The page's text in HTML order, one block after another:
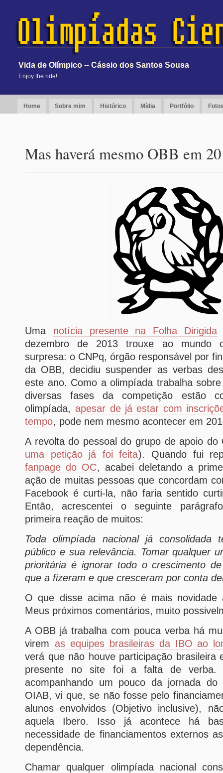
Vida de Olímpico -- Cássio dos Santos Sousa
Enjoy the ride!
Home Sobre mim Histórico Mídia Portfólio
Mas haverá mesmo OBB em
Uma notícia presente na Folha Dirigida
dezembro de 2013 trouxe ao mundo
surpresa: o CNPq, órgão responsável por
da OBB, decidiu suspender as verbas
este ano. Como a olimpíada trabalha
diversas fases da competição estão
olimpíada, apesar de já estar com
tempo, pode nem mesmo acontecer em
A revolta do pessoal do grupo de apoio do
uma petição já foi feita). Quando fui
fanpage do OC, acabei deletando a
ação de muitas pessoas que concordam
Facebook é curti-la, não faria sentido
Então, acrescentei o seguinte
primeira reação de muitos:
Toda olimpíada nacional já consolidada
público e sua relevância. Tomar qualquer
prioritária é ignorar todo o crescimento
que a fizeram e que cresceram por conta
O que disse acima não é mais novidade
Meus próximos comentários, muito
A OBB já trabalha com pouca verba há
virem as equipes brasileiras da IBO ao
verá que não houve participação brasileira
presente no site foi a falta de verba.
acompanhando um pouco da jornada
OIAB, vi que, se não fosse pelo
alunos envolvidos (Objetivo inclusive),
aquela Ibero. Isso já acontece há
necessidade de financiamentos externos
dependência.
Chamar qualquer olimpíada nacional